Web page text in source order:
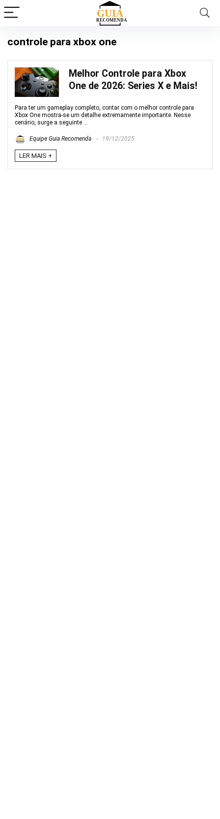
controle para xbox one
Melhor Controle para Xbox
One de 2026: Series X e Mais!
Para ter um gameplay completo, contar com o melhor controle para
Xbox One mostra-se um detalhe extremamente importante. Nesse
cenário, surge a seguinte ...
Equipe Guia Recomenda 19/12/2025
LER MAIS +